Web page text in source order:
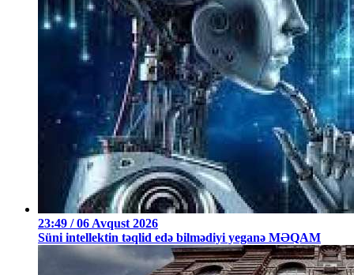
23:49 / 06 Avqust 2026
Süni intellektin təqlid edə bilmədiyi yeganə MƏQAM